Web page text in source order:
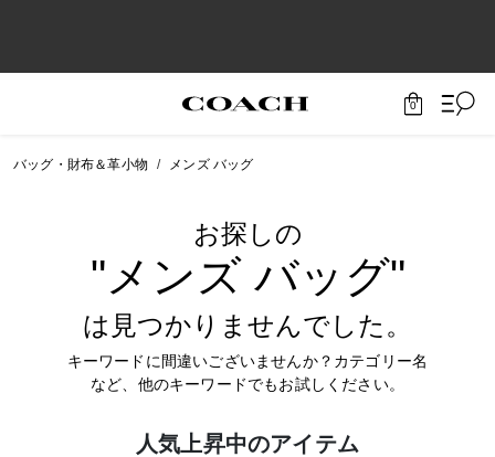
0
バッグ・財布＆革小物 メンズ バッグ
お探しの
"メンズ バッグ"
は見つかりませんでした。
キーワードに間違いございませんか？カテゴリー名
など、他のキーワードでもお試しください。
人気上昇中のアイテム